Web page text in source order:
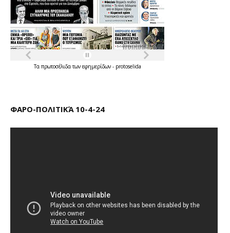
Τα πρωτοσέλιδατων εφημερίδων - protoselida
ΦΑΡΟ-ΠΟΛΙΤΙΚΆ 10-4-24